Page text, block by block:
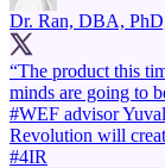
Dr. Ran, DBA,
“The product this
minds are going to
#WEF advisor
Revolution will
#4IR